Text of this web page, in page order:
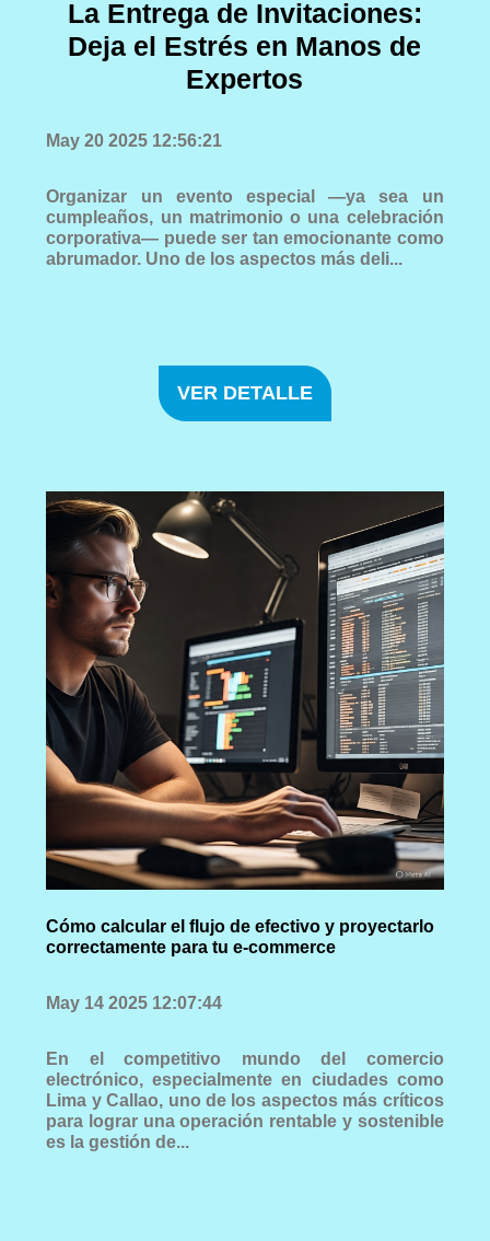
La Entrega de Invitaciones:
Deja el Estrés en Manos de
Expertos
May 20 2025 12:56:21
Organizar un evento especial —ya sea un
cumpleaños, un matrimonio o una celebración
corporativa— puede ser tan emocionante como
abrumador. Uno de los aspectos más deli...
VER DETALLE
Cómo calcular el flujo de efectivo y proyectarlo
correctamente para tu e-commerce
May 14 2025 12:07:44
En el competitivo mundo del comercio
electrónico, especialmente en ciudades como
Lima y Callao, uno de los aspectos más críticos
para lograr una operación rentable y sostenible
es la gestión de...